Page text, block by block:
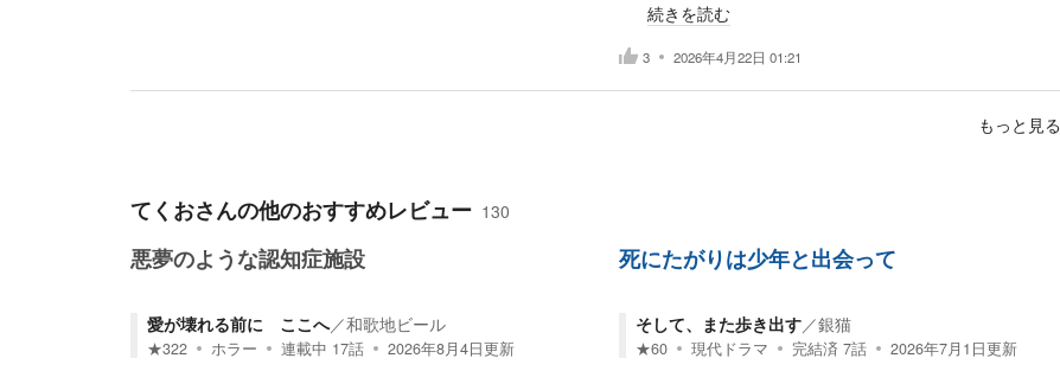
続きを読む
3 2026年4月22日 01:21
もっと見る
てくおさんの他のおすすめレビュー 130
悪夢のような認知症施設
愛が壊れる前に ここへ／和歌地ビール
★322 ホラー 連載中 17話 2026年8月4日更新
死にたがりは少年と出会って
そして、また歩き出す／銀猫
★60 現代ドラマ 完結済 7話 2026年7月1日更新